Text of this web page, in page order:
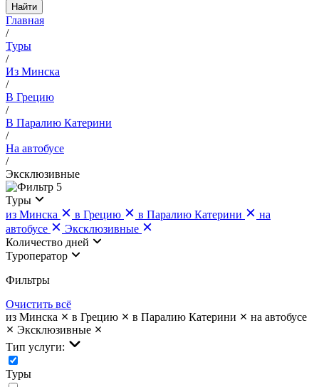
Найти
Главная
/
Туры
/
Из Минска
/
В Грецию
/
В Паралию Катерини
/
На автобусе
/
Эксклюзивные
5
Туры
из Минска
в Грецию в Паралию Катерини
на
автобусе
Эксклюзивные
Количество дней
Туроператор
Фильтры
Очистить всё
из Минска
в Грецию в Паралию Катерини
на автобусе
Эксклюзивные
Тип услуги:
Туры